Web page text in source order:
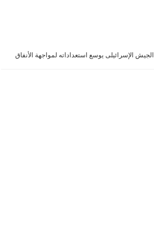
الجيش الإسرائيلى يوسع استعداداته لمواجهة الأنفاق